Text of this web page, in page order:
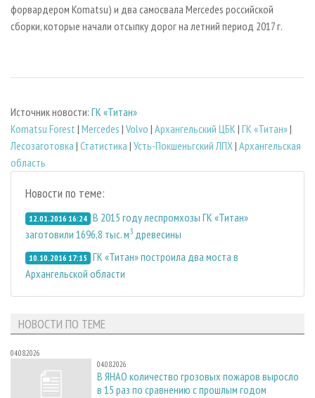
форвардером Komatsu) и два самосвала Mercedes российской
сборки, которые начали отсыпку дорог на летний период 2017 г.
Источник новости: ГК «Титан»
Komatsu Forest | Mercedes | Volvo | Архангельский ЦБК | ГК «Титан»|
Лесозаготовка | Статистика | Усть-Покшеньгский ЛПХ| Архангельская
область
Новости по теме:
12.01.2016 16:24 В 2015 году леспромхозы ГК «Титан»
заготовили 1696,8 тыс. м3 древесины
10.10.2016 17:15 ГК «Титан» построила два моста в
Архангельской области
НОВОСТИ ПО ТЕМЕ
04.08.2026
04.08.2026
В ЯНАО количество грозовых пожаров выросло
в 15 раз по сравнению с прошлым годом